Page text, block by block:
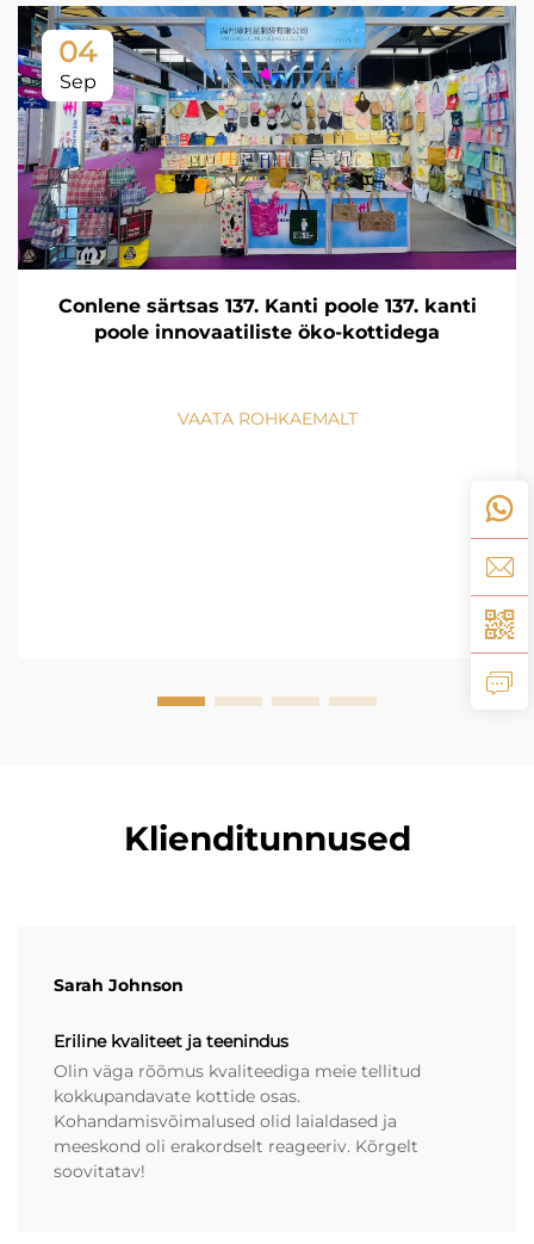
04
Sep
Conlene särtsas 137. Kanti poole 137. kanti
poole innovaatiliste öko-kottidega
VAATA ROHKAEMALT
Klienditunnused
Sarah Johnson
Eriline kvaliteet ja teenindus
Olin väga rõõmus kvaliteediga meie tellitud
kokkupandavate kottide osas.
Kohandamisvõimalused olid laialdased ja
meeskond oli erakordselt reageeriv. Kõrgelt
soovitatav!